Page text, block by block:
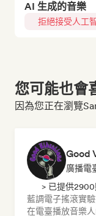
AI 生成的音樂
拒絕接受人工
您可能也會
因為您正在瀏覽
Good
廣播電
> 已提供
藍調電子搖滾實
在電臺播放音樂